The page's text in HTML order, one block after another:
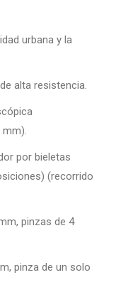
urbana y la
alta resistencia.
por bieletas
(recorrido
pinzas de 4
pinza de un solo